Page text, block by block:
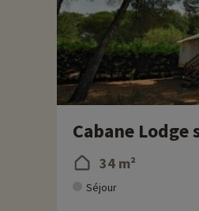
Cabane Lodge
34 m²
Séjour